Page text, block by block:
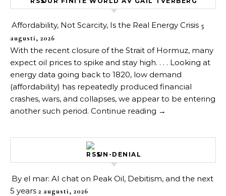
Affordability, Not Scarcity, Is the Real Energy Crisis 5
augusti, 2026
With the recent closure of the Strait of Hormuz, many
expect oil prices to spike and stay high. . . . Looking at
energy data going back to 1820, low demand
(affordability) has repeatedly produced financial
crashes, wars, and collapses, we appear to be entering
another such period. Continue reading →
UN-DENIAL
By el mar: AI chat on Peak Oil, Debitism, and the next
5 years 2 augusti, 2026